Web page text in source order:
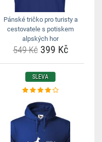
Pánské tričko pro turisty a
cestovatele s potiskem
alpských hor
549 Kč399 Kč
SLEVA